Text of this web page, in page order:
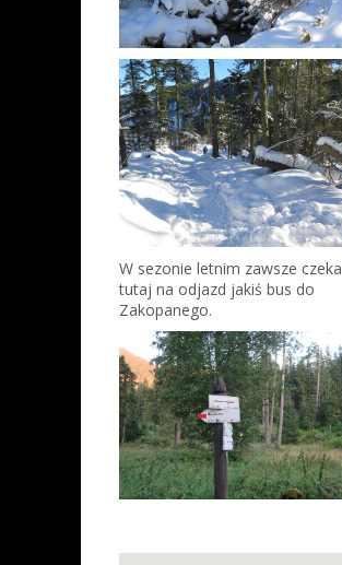
W sezonie letnim zawsze czeka
tutaj na odjazd jakiś bus do
Zakopanego.